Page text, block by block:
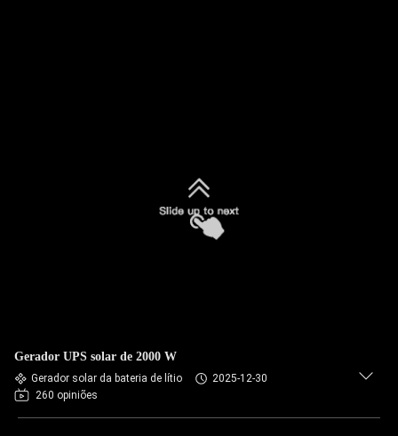
Gerador UPS solar de 2000 W
Gerador solar da bateria de lítio
2025-12-30
260 opiniões